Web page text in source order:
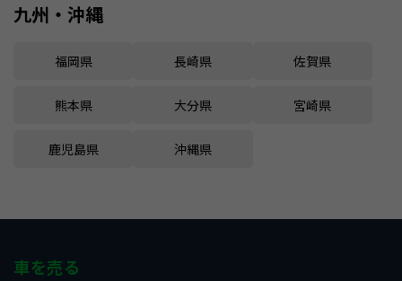
九州・沖縄
福岡県 長崎県 佐賀県
熊本県 大分県 宮崎県
鹿児島県 沖縄県
車を売る